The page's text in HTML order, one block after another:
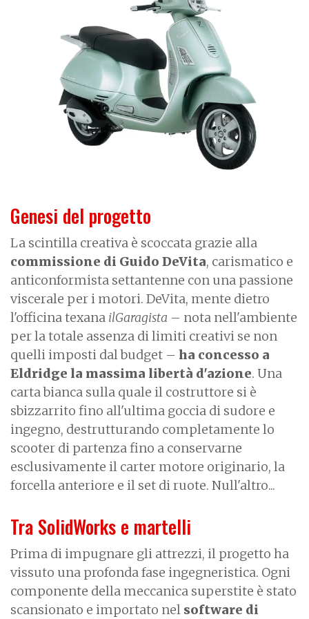
Genesi del progetto
La scintilla creativa è scoccata grazie alla
commissione di Guido DeVita, carismatico e
anticonformista settantenne con una passione
viscerale per i motori. DeVita, mente dietro
l'officina texana ilGaragista – nota nell'ambiente
per la totale assenza di limiti creativi se non
quelli imposti dal budget – ha concesso a
Eldridge la massima libertà d'azione. Una
carta bianca sulla quale il costruttore si è
sbizzarrito fino all'ultima goccia di sudore e
ingegno, destrutturando completamente lo
scooter di partenza fino a conservarne
esclusivamente il carter motore originario, la
forcella anteriore e il set di ruote. Null'altro...
Tra SolidWorks e martelli
Prima di impugnare gli attrezzi, il progetto ha
vissuto una profonda fase ingegneristica. Ogni
componente della meccanica superstite è stato
scansionato e importato nel software di